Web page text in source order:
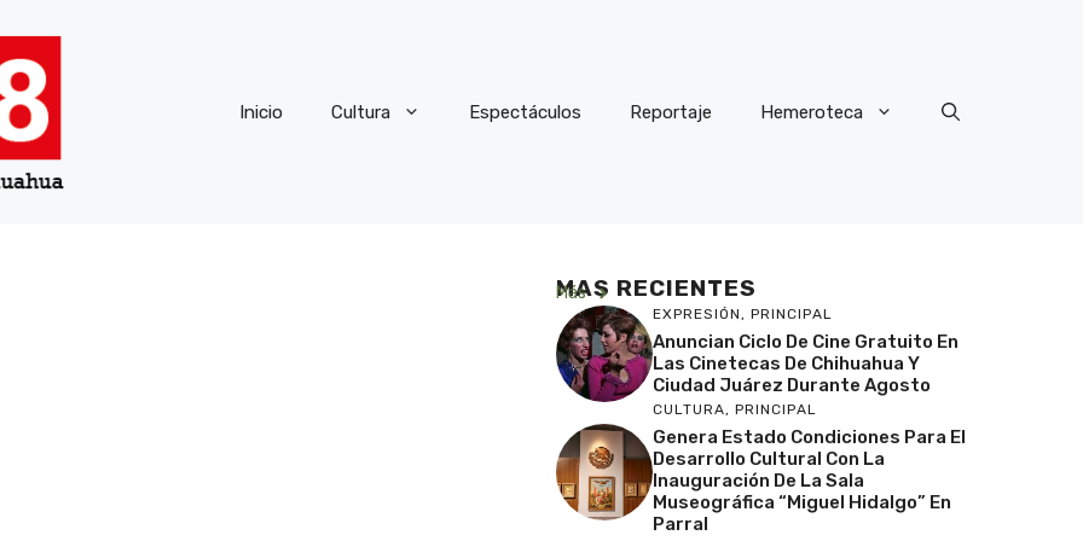
Inicio Cultura Espectáculos Reportaje Hemeroteca
MAS RECIENTES
Más
EXPRESIÓN, PRINCIPAL
Anuncian Ciclo De Cine Gratuito En
Las Cinetecas De Chihuahua Y
Ciudad Juárez Durante Agosto
CULTURA, PRINCIPAL
Genera Estado Condiciones Para El
Desarrollo Cultural Con La
Inauguración De La Sala
Museográfica “Miguel Hidalgo” En
Parral